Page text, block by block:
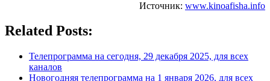
Источник: www.kinoafisha.info
Related Posts:
Телепрограмма на сегодня, 29 декабря 2025, для всех
каналов
Новогодняя телепрограмма на 1 января 2026, для всех